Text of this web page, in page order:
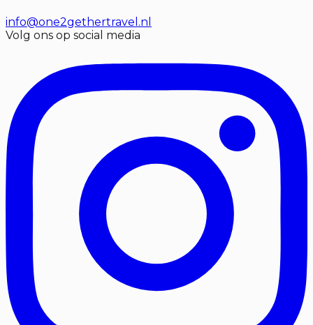
info@one2gethertravel.nl
Volg ons op social media